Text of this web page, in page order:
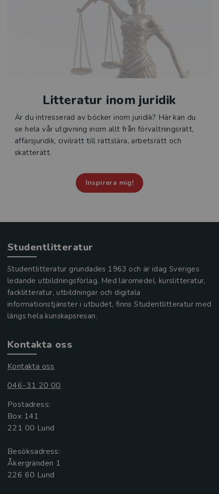
Litteratur inom juridik
Är du intresserad av böcker inom juridik? Här kan du
se hela vår utgivning inom allt från förvaltningsrätt,
affärsjuridik, civilrätt till rättslära, arbetsrätt och
skatterätt.
Inspirera mig!
Studentlitteratur
Studentlitteratur grundades 1963 och är idag Sveriges
ledande utbildningsförlag. Med läromedel, kurslitteratur,
facklitteratur, utbildningar och digitala
informationstjänster i utbudet, finns Studentlitteratur med
längs hela kunskapsresan.
Kontakta oss
Kontakta oss
046-31 20 00
Postadress:
Box 141
221 00 Lund
Besöksadress:
Åkergränden 1